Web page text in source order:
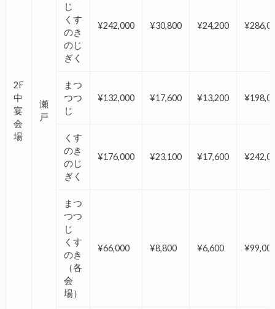
2F
中
宴
会
場
瀬
戸
じ
くす
のき
のじ
ぎく
¥242,000 ¥30,800 ¥24,200
まつ
つつ
じ
¥132,000 ¥17,600 ¥13,200
くす
のき
のじ
ぎく
¥176,000 ¥23,100 ¥17,600
まつ
つつ
じ
くす
のき
（各
会
場）
¥66,000 ¥8,800 ¥6,600